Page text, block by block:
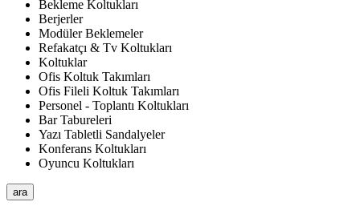
Bekleme Koltukları
Berjerler
Modüler Beklemeler
Refakatçı & Tv Koltukları
Koltuklar
Ofis Koltuk Takımları
Ofis Fileli Koltuk Takımları
Personel - Toplantı Koltukları
Bar Tabureleri
Yazı Tabletli Sandalyeler
Konferans Koltukları
Oyuncu Koltukları
ara